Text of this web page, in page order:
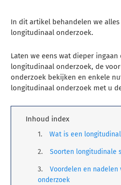
In dit artikel behandelen we
longitudinaal onderzoek.
Laten we eens wat dieper
longitudinaal onderzoek, de
onderzoek bekijken en enkele
longitudinaal onderzoek met u
Inhoud index
Wat is een
Soorten longitudinale
Voordelen en
onderzoek